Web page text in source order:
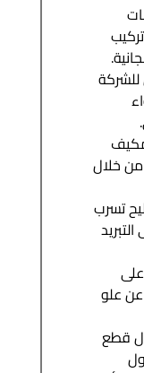
من خلال
تسرب
عن علو
قطع